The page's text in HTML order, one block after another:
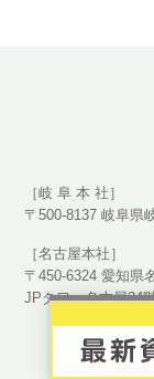
［岐 阜 本 社］
〒500-8137 岐阜県
［名古屋本社］
〒450-6324 愛知県
JPタワー名古屋24